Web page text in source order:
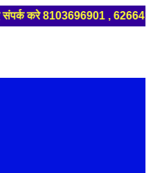
, 6266418989 ,